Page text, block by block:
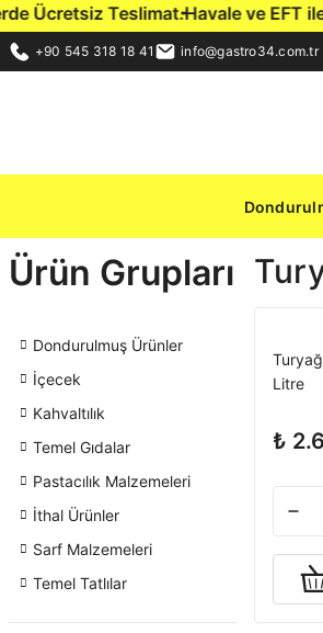
Teslimat.Havale ve EFT ile
+90 545 318 18 41 info@gastro34.com.tr
Ürün Grupları
Dondurulmuş Ürünler
İçecek
Kahvaltılık
Temel Gıdalar
Pastacılık Malzemeleri
İthal Ürünler
Sarf Malzemeleri
Temel Tatlılar
Litre
₺